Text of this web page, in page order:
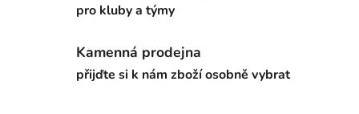
pro kluby a týmy
Kamenná prodejna
přijďte si k nám zboží osobně vybrat